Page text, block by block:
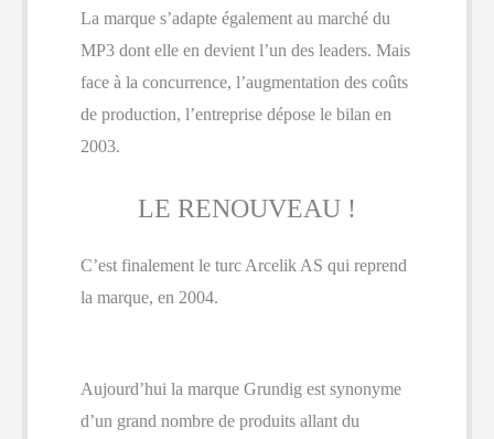
La marque s’adapte également au marché du
MP3 dont elle en devient l’un des leaders. Mais
face à la concurrence, l’augmentation des coûts
de production, l’entreprise dépose le bilan en
2003.
LE RENOUVEAU !
C’est finalement le turc Arcelik AS qui reprend
la marque, en 2004.
Aujourd’hui la marque Grundig est synonyme
d’un grand nombre de produits allant du